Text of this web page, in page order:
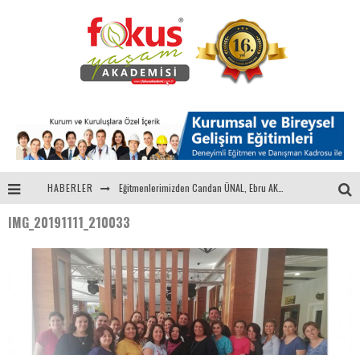
HABERLER Eğitmenlerimizden Candan ÜNAL, Ebru AKEL'le Kadın İsterse 68.Bölüm Konuğuydu
Parasını Veren 1'inci
IMG_20191111_210033